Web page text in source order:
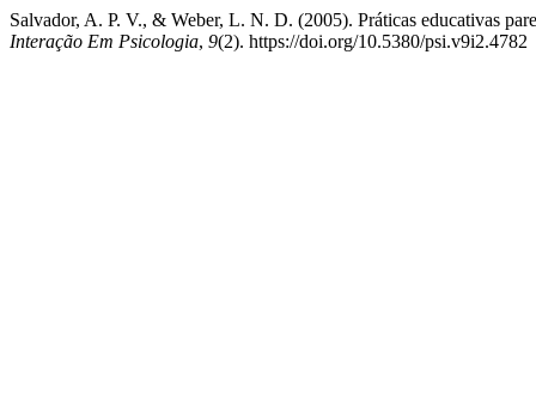
Salvador, A. P. V., & Weber, L. N. D. (2005). Práticas educativas
Interação Em Psicologia, 9(2). https://doi.org/10.5380/psi.v9i2.4782